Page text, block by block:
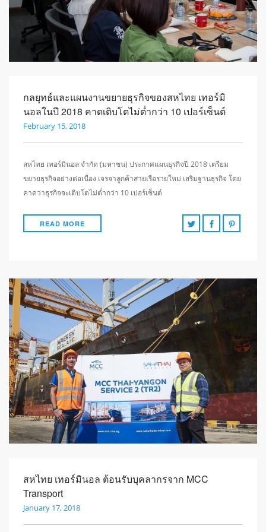
กลยุทธ์และแผนงานขยายธุรกิจของสหไทย เทอร์มิ
นอลในปี 2018 คาดเติบโตไม่ต่ำกว่า 10 เปอร์เซ็นต์
February 15, 2018
สหไทย เทอร์มินอล จำกัด (มหาชน) ประกาศแผนธุรกิจปี 2018 เตรียม
ขยายธุรกิจอย่างต่อเนื่อง เจรจาลูกค้าสายเรือรายใหม่ เสริมฐานธุรกิจ โดย
คาดว่าธุรกิจจะเติบโตไม่ต่ำกว่า 10 เปอร์เซ็นต์
READ MORE
สหไทย เทอร์มินอล ต้อนรับบุคลากรจาก MCC
Transport
January 17, 2018